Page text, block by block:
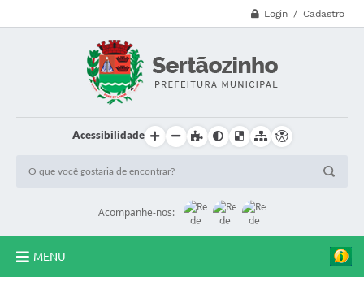
Login / Cadastro
Acessibilidade
Acompanhe-nos:
MENU